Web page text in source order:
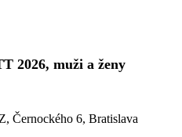
2026, muži a ženy
Černockého 6, Bratislava